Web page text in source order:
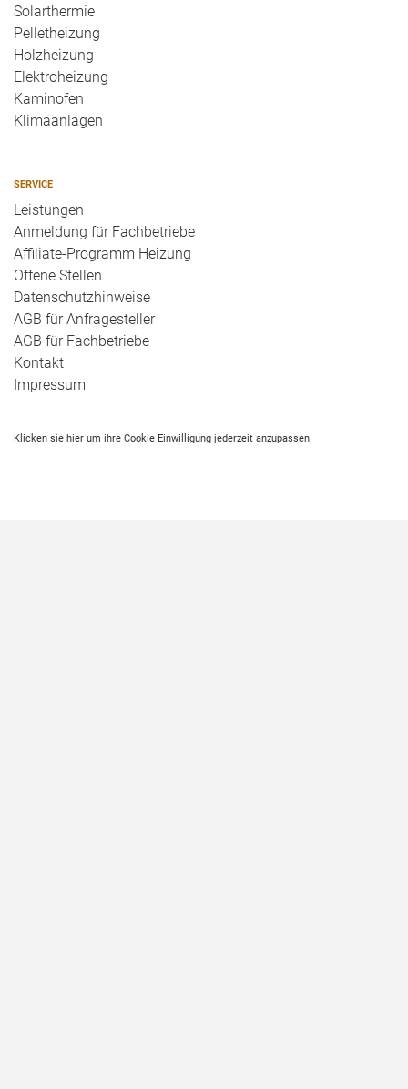
Solarthermie
Pelletheizung
Holzheizung
Elektroheizung
Kaminofen
Klimaanlagen
SERVICE
Leistungen
Anmeldung für Fachbetriebe
Affiliate-Programm Heizung
Offene Stellen
Datenschutzhinweise
AGB für Anfragesteller
AGB für Fachbetriebe
Kontakt
Impressum
Klicken sie hier um ihre Cookie Einwilligung jederzeit anzupassen